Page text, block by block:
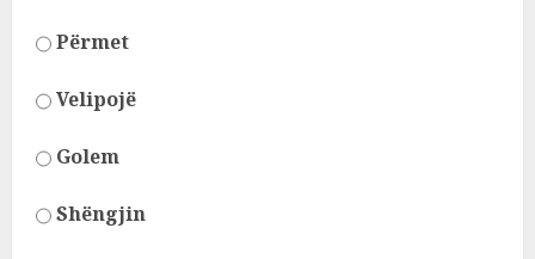
Përmet
Velipojë
Golem
Shëngjin